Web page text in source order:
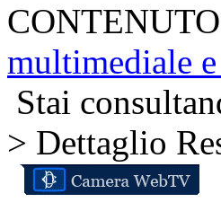
multimediale
Stai
> Dettaglio